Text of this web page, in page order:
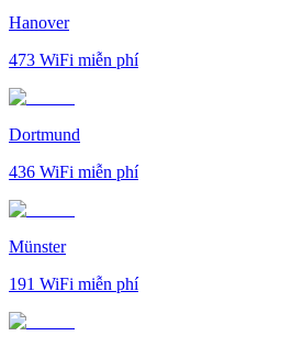
Hanover
473 WiFi miễn phí
Dortmund
436 WiFi miễn phí
Münster
191 WiFi miễn phí